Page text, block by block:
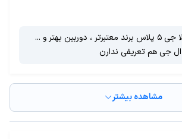
بدون شک موتورلا جی ۵ پلاس برند معتبرتر ، دوربین بهتر و ...
ال جی هم تعریفی ندارن
مشاهده بیشتر